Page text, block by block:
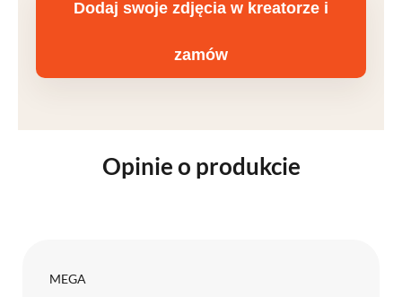
Dodaj swoje zdjęcia w kreatorze i
zamów
Opinie o produkcie
MEGA